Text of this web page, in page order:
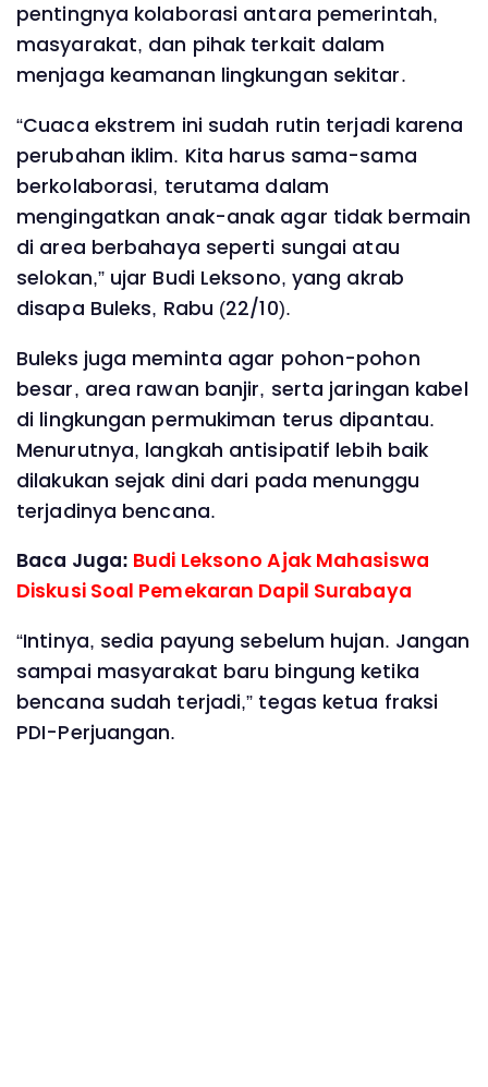
pentingnya kolaborasi antara pemerintah,
masyarakat, dan pihak terkait dalam
menjaga keamanan lingkungan sekitar.
“Cuaca ekstrem ini sudah rutin terjadi karena
perubahan iklim. Kita harus sama-sama
berkolaborasi, terutama dalam
mengingatkan anak-anak agar tidak bermain
di area berbahaya seperti sungai atau
selokan,” ujar Budi Leksono, yang akrab
disapa Buleks, Rabu (22/10).
Buleks juga meminta agar pohon-pohon
besar, area rawan banjir, serta jaringan kabel
di lingkungan permukiman terus dipantau.
Menurutnya, langkah antisipatif lebih baik
dilakukan sejak dini dari pada menunggu
terjadinya bencana.
Baca Juga: Budi Leksono Ajak Mahasiswa
Diskusi Soal Pemekaran Dapil Surabaya ‎
“Intinya, sedia payung sebelum hujan. Jangan
sampai masyarakat baru bingung ketika
bencana sudah terjadi,” tegas ketua fraksi
PDI-Perjuangan.